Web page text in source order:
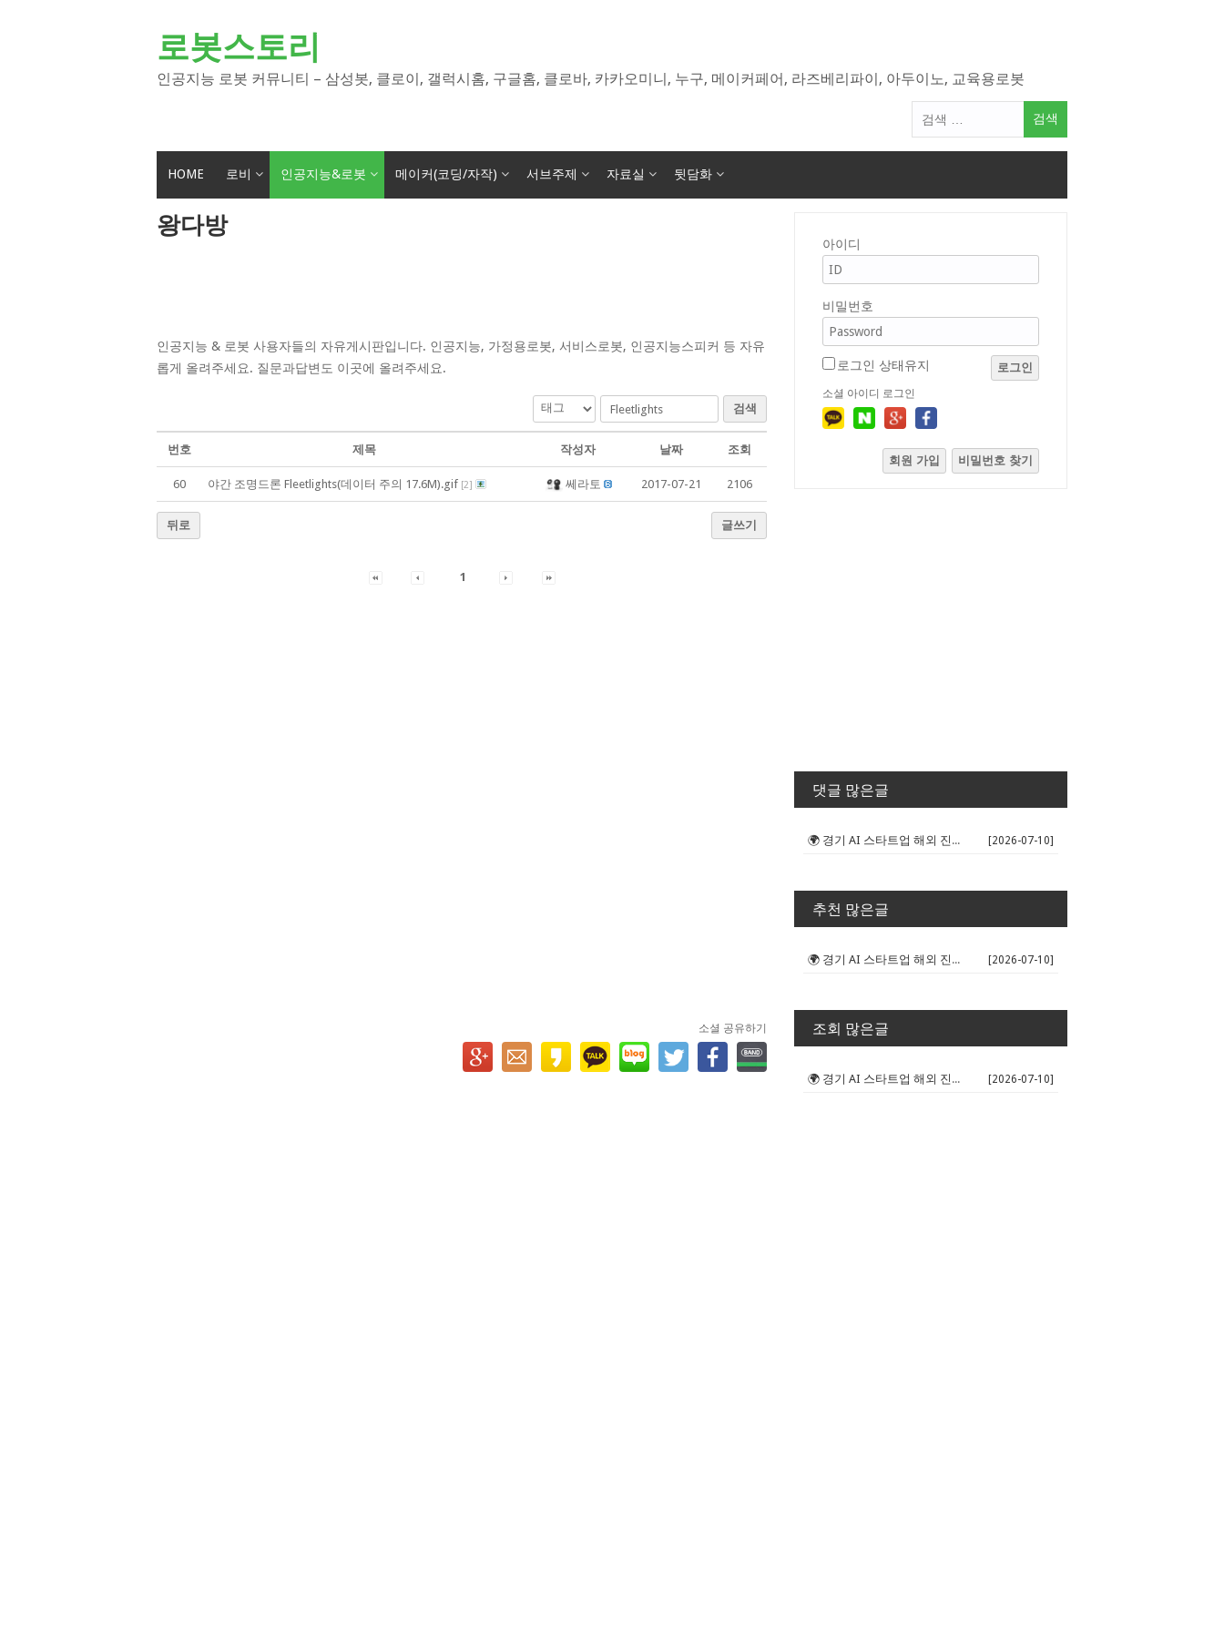
로봇스토리
인공지능 로봇 커뮤니티 – 삼성봇, 클로이, 갤럭시홈, 구글홈, 클로바, 카카오미니, 누구, 메이커페어, 라즈베리파이, 아두이노, 교육용로봇
색
HOME 로비 인공지능&로봇 메이커(코딩/자작) 서브주제 자료실 뒷담화
왕다방
인공지능 & 로봇 사용자들의 자유게시판입니다. 인공지능, 가정용로봇, 서비스로봇, 인공지능스피커 등 자유
롭게 올려주세요. 질문과답변도 이곳에 올려주세요.
검색
번호 제목 작성자 날짜 조회
60 야간 조명드론 Fleetlights(데이터 주의 17.6M).gif [2] 쎄라토 2017-07-21 2106
뒤로 글쓰기
1
소셜 공유하기
아이디
비밀번호
로그인 상태유지 로그인
소셜 아이디 로그인
회원 가입 비밀번호 찾기
댓글 많은글
🌍 경기 AI 스타트업 해외 진출 판... [2026-07-10]
추천 많은글
🌍 경기 AI 스타트업 해외 진출 판... [2026-07-10]
조회 많은글
🌍 경기 AI 스타트업 해외 진출 판... [2026-07-10]